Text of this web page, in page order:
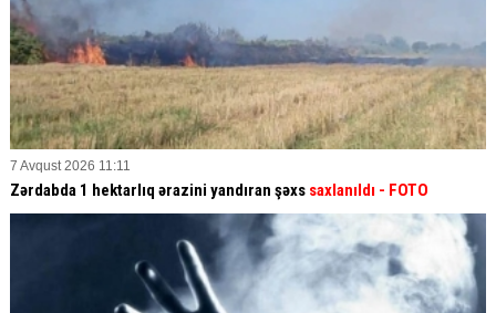
7 Avqust 2026 11:11
Zərdabda 1 hektarlıq ərazini yandıran şəxs saxlanıldı - FOTO